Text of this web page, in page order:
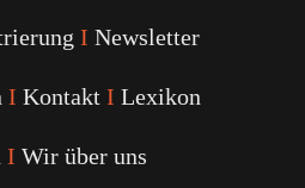
I Newsletter
I Kontakt I Lexikon
I Wir über uns